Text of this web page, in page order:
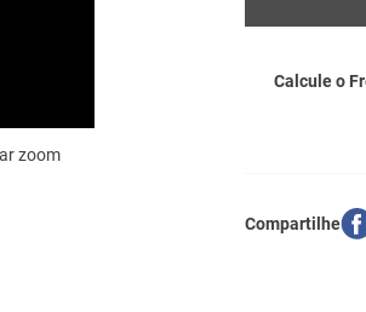
zoom
Calcule o